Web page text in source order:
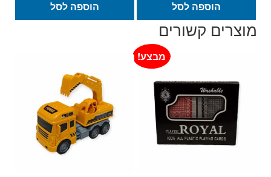
היה:
129.00 ₪.
99.00 ₪.
הוספה לסל הוספה לסל
מוצרים קשורים
מבצע!